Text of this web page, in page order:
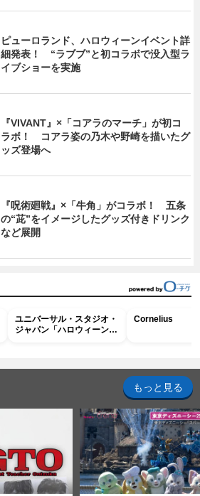
ピューロランド、ハロウィーンイベント詳
細発表！ “ラブブ”と初コラボで没入型ラ
イブショーを実施
『VIVANT』×「コアラのマーチ」が初コ
ラボ！ コアラ姿の乃木や野崎を描いたグ
ッズ登場へ
『呪術廻戦』×「牛角」がコラボ！ 五条
の“茈”をイメージしたグッズ付きドリンク
など展開
ユニバーサル・スタジオ・
ジャパン「ハロウィーン・
Cornelius
もっと見る